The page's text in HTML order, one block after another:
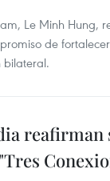
Le Minh Hung,
de
bilateral.